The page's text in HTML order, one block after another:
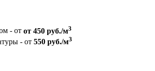
- от от 450 руб./м3
- от 550 руб./м3